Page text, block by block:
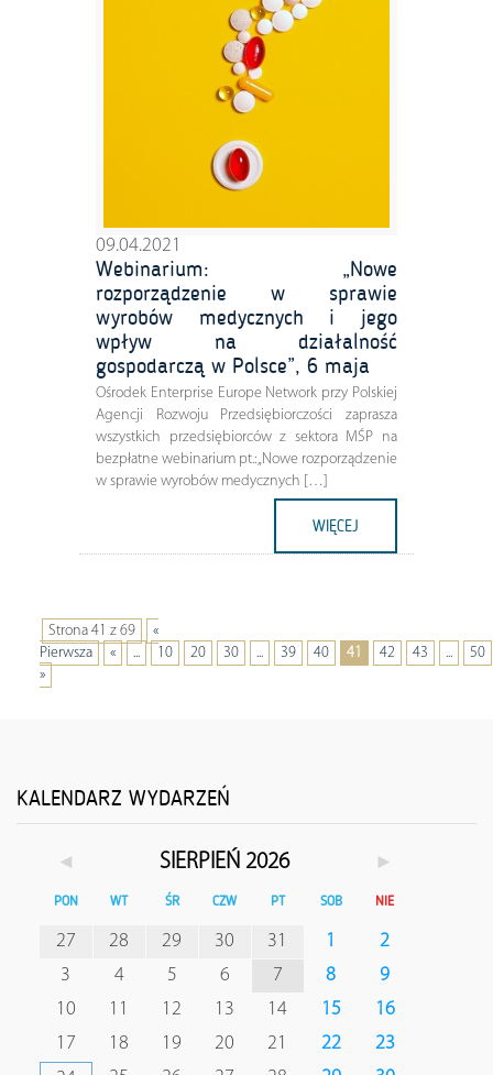
09.04.2021
Webinarium: „Nowe
rozporządzenie w sprawie
wyrobów medycznych i jego
wpływ na działalność
gospodarczą w Polsce”, 6 maja
Ośrodek Enterprise Europe Network przy Polskiej
Agencji Rozwoju Przedsiębiorczości zaprasza
wszystkich przedsiębiorców z sektora MŚP na
bezpłatne webinarium pt.: „Nowe rozporządzenie
w sprawie wyrobów medycznych […]
WIĘCEJ
Strona 41 z 69
«
Pierwsza
« ... 10 20 30 ... 39 40 41 42 43 ...
50
»
KALENDARZ WYDARZEŃ
◄ SIERPIEŃ 2026 ►
PON WT ŚR CZW PT SOB NIE
27 28 29 30 31 1
2
3
4 5 6 7 8
9
10
11 12 13 14 15
16
17
18 19 20 21 22
23